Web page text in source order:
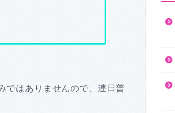
ではありませんので、連日普